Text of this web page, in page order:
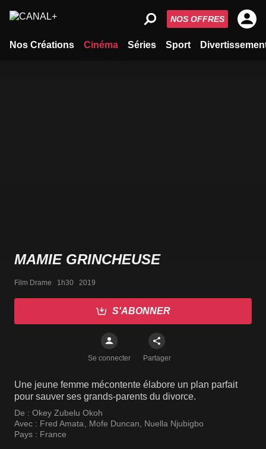
Nos Créations Cinéma Séries Sport
NOS OFFRES
MAMIE GRINCHEUSE
Film Drame   1h30   2019
S'ABONNER
Se connecter Partager
Une jeune femme mécontente élabore un plan parfait
pour sauver ses grands-parents du divorce.
De : Okey Zubelu Okoh
Avec : Fred Amata Mofe Duncan
Nuella Njubigbo
Pays : France